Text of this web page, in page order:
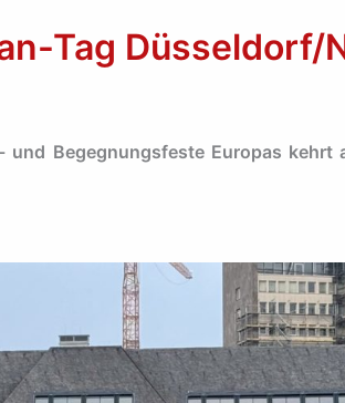
Tag Düsseldorf/
und Begegnungsfeste Europas kehrt